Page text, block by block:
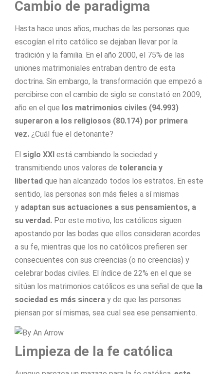
Cambio de paradigma
Hasta hace unos años, muchas de las personas que
escogían el rito católico se dejaban llevar por la
tradición y la familia. En el año 2000, el 75% de las
uniones matrimoniales entraban dentro de esta
doctrina. Sin embargo, la transformación que empezó a
percibirse con el cambio de siglo se constató en 2009,
año en el que los matrimonios civiles (94.993)
superaron a los religiosos (80.174) por primera
vez. ¿Cuál fue el detonante?
El siglo XXI está cambiando la sociedad y
transmitiendo unos valores de tolerancia y
libertad que han alcanzado todos los estratos. En este
sentido, las personas son más fieles a sí mismas
y adaptan sus actuaciones a sus pensamientos, a
su verdad. Por este motivo, los católicos siguen
apostando por las bodas que ellos consideran acordes
a su fe, mientras que los no católicos prefieren ser
consecuentes con sus creencias (o no creencias) y
celebrar bodas civiles. El índice de 22% en el que se
sitúan los matrimonios católicos es una señal de que la
sociedad es más sincera y de que las personas
piensan por sí mismas, sea cual sea ese pensamiento.
Limpieza de la fe católica